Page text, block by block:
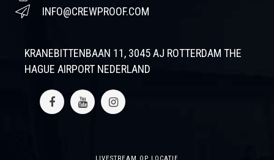
INFO@CREWPROOF.COM
KRANEBITTENBAAN 11, 3045 AJ ROTTERDAM THE
HAGUE AIRPORT NEDERLAND